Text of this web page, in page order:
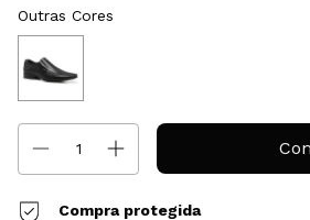
Outras Cores
Compra protegida